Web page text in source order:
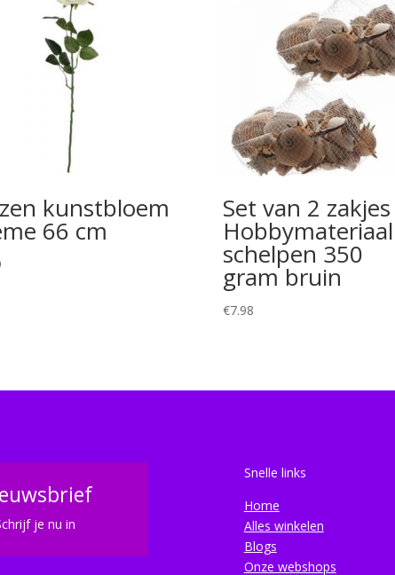
kunstbloem
66 cm
Set van 2 zakjes
Hobbymateriaal
schelpen 350
gram bruin
€7.98
je nu in
Snelle links
Home
Alles winkelen
Blogs
Onze webshops